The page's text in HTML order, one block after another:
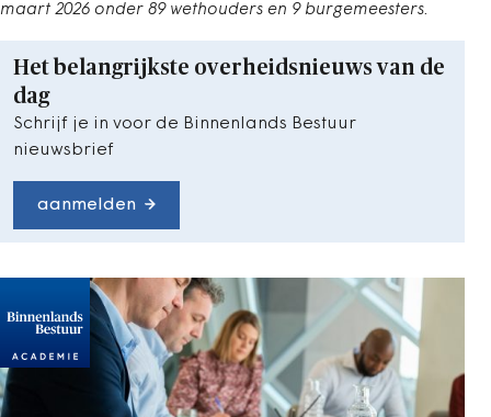
maart 2026 onder 89 wethouders en 9 burgemeesters.
Het belangrijkste overheidsnieuws van de
dag
Schrijf je in voor de Binnenlands Bestuur
nieuwsbrief
aanmelden